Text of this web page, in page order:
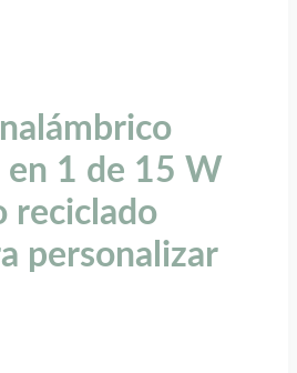
en 1 de 15 W
reciclado
personalizar